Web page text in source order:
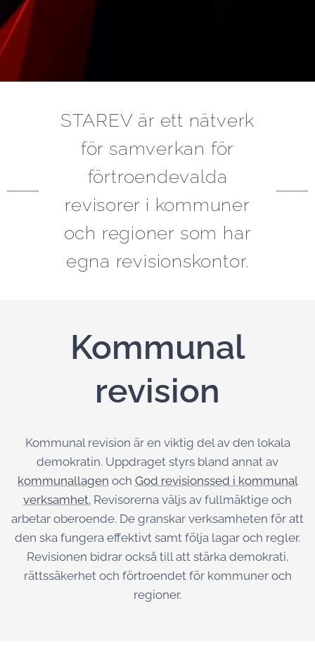
STAREV är ett nätverk
för samverkan för
förtroendevalda
revisorer i kommuner
och regioner som har
egna revisionskontor.
Kommunal
revision
Kommunal revision är en viktig del av den lokala
demokratin. Uppdraget styrs bland annat av
kommunallagen och God revisionssed i kommunal
verksamhet. Revisorerna väljs av fullmäktige och
arbetar oberoende. De granskar verksamheten för att
den ska fungera effektivt samt följa lagar och regler.
Revisionen bidrar också till att stärka demokrati,
rättssäkerhet och förtroendet för kommuner och
regioner.